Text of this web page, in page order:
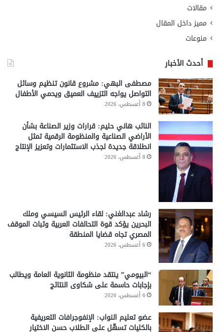
مقالات
مميز داخل المقال
منوعات
أحدث الأخبار
مصطفى البهي: مشروع قانون تنظيم وسائل
التواصل يواجه التزييف العميق ويحمي الأطفال
8 أغسطس، 2026
النائب هاني حليم: قرارات وزير الصناعة بشأن
الأراضي الصناعية والمنظومة الرقمية تمثل
انطلاقة جديدة لجذب الاستثمارات وتعزيز الإنتاج
8 أغسطس، 2026
رشاد عبدالغني: لقاء الرئيس السيسي وملك
البحرين يؤكد قوة التحالفات العربية وثبات الموقف
المصري تجاه قضايا المنطقة
6 أغسطس، 2026
“البيومي” ينتقد منظومة الثانوية العامة ويطالب
بإجابات حاسمة على شكاوى النتائج
6 أغسطس، 2026
عضو تعليم النواب: الإنفوجرافات التعريفية
بالكليات تسهّل على الطلاب حسن الاختيار